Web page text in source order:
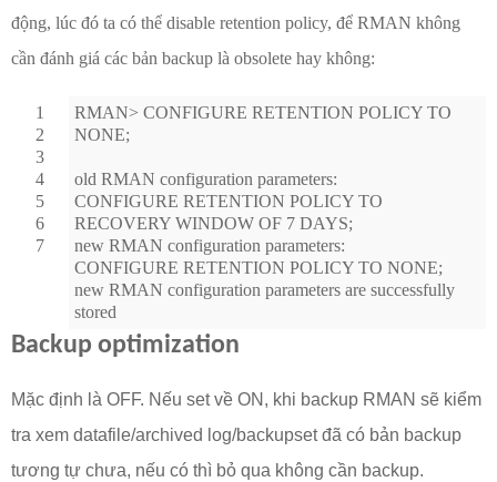
động, lúc đó ta có thể disable retention policy, để RMAN không
cần đánh giá các bản backup là obsolete hay không:
1
2
3
4
5
6
7
RMAN> CONFIGURE RETENTION POLICY TO
NONE;
old RMAN configuration parameters:
CONFIGURE RETENTION POLICY TO
RECOVERY WINDOW OF 7 DAYS;
new RMAN configuration parameters:
CONFIGURE RETENTION POLICY TO NONE;
new RMAN configuration parameters are successfully
stored
Backup optimization
Mặc định là OFF. Nếu set về ON, khi backup RMAN sẽ kiểm
tra xem datafile/archived log/backupset đã có bản backup
tương tự chưa, nếu có thì bỏ qua không cần backup.